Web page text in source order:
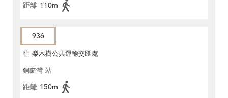
距離 110m
936
往 梨木樹公共運輸交匯處
銅鑼灣 站
距離 150m